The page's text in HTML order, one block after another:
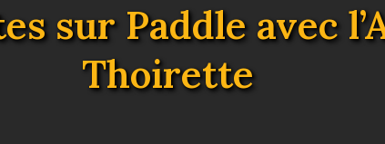
sur Paddle avec
Thoirette